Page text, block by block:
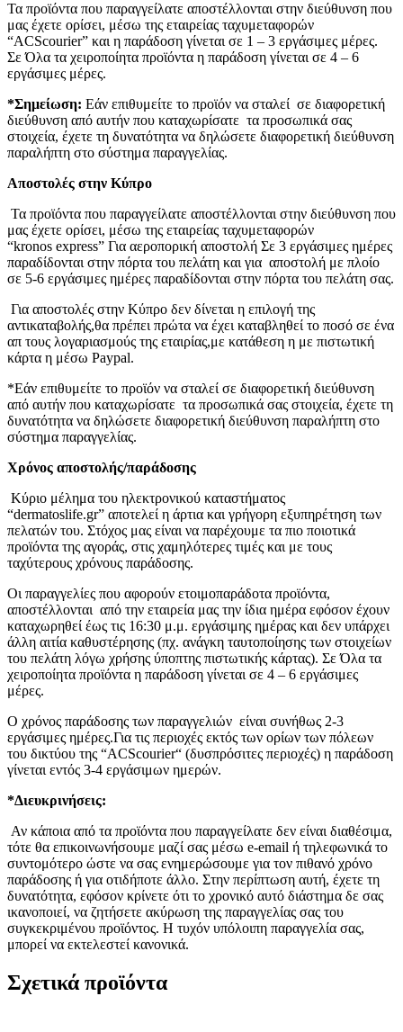
Τα προϊόντα που παραγγείλατε αποστέλλονται στην διεύθυνση που
μας έχετε ορίσει, μέσω της εταιρείας ταχυμεταφορών
“ACScourier” και η παράδοση γίνεται σε 1 – 3 εργάσιμες μέρες.
Σε Όλα τα χειροποίητα προϊόντα η παράδοση γίνεται σε 4 – 6
εργάσιμες μέρες.
*Σημείωση: Εάν επιθυμείτε το προϊόν να σταλεί σε διαφορετική
διεύθυνση από αυτήν που καταχωρίσατε τα προσωπικά σας
στοιχεία, έχετε τη δυνατότητα να δηλώσετε διαφορετική διεύθυνση
παραλήπτη στο σύστημα παραγγελίας.
Αποστολές στην Κύπρο
Τα προϊόντα που παραγγείλατε αποστέλλονται στην διεύθυνση που
μας έχετε ορίσει, μέσω της εταιρείας ταχυμεταφορών
“kronos express” Για αεροπορική αποστολή Σε 3 εργάσιμες ημέρες
παραδίδονται στην πόρτα του πελάτη και για αποστολή με πλοίο
σε 5-6 εργάσιμες ημέρες παραδίδονται στην πόρτα του πελάτη σας.
Για αποστολές στην Κύπρο δεν δίνεται η επιλογή της
αντικαταβολής,θα πρέπει πρώτα να έχει καταβληθεί το ποσό σε ένα
απ τους λογαριασμούς της εταιρίας,με κατάθεση η με πιστωτική
κάρτα η μέσω Paypal.
*Εάν επιθυμείτε το προϊόν να σταλεί σε διαφορετική διεύθυνση
από αυτήν που καταχωρίσατε τα προσωπικά σας στοιχεία, έχετε τη
δυνατότητα να δηλώσετε διαφορετική διεύθυνση παραλήπτη στο
σύστημα παραγγελίας.
Χρόνος αποστολής/παράδοσης
Κύριο μέλημα του ηλεκτρονικού καταστήματος
“dermatoslife.gr” αποτελεί η άρτια και γρήγορη εξυπηρέτηση των
πελατών του. Στόχος μας είναι να παρέχουμε τα πιο ποιοτικά
προϊόντα της αγοράς, στις χαμηλότερες τιμές και με τους
ταχύτερους χρόνους παράδοσης.
Οι παραγγελίες που αφορούν ετοιμοπαράδοτα προϊόντα,
αποστέλλονται από την εταιρεία μας την ίδια ημέρα εφόσον έχουν
καταχωρηθεί έως τις 16:30 μ.μ. εργάσιμης ημέρας και δεν υπάρχει
άλλη αιτία καθυστέρησης (πχ. ανάγκη ταυτοποίησης των στοιχείων
του πελάτη λόγω χρήσης ύποπτης πιστωτικής κάρτας). Σε Όλα τα
χειροποίητα προϊόντα η παράδοση γίνεται σε 4 – 6 εργάσιμες
μέρες.
Ο χρόνος παράδοσης των παραγγελιών είναι συνήθως 2-3
εργάσιμες ημέρες.Για τις περιοχές εκτός των ορίων των πόλεων
του δικτύου της “ACScourier“ (δυσπρόσιτες περιοχές) η παράδοση
γίνεται εντός 3-4 εργάσιμων ημερών.
*Διευκρινήσεις:
Αν κάποια από τα προϊόντα που παραγγείλατε δεν είναι διαθέσιμα,
τότε θα επικοινωνήσουμε μαζί σας μέσω e-email ή τηλεφωνικά το
συντομότερο ώστε να σας ενημερώσουμε για τον πιθανό χρόνο
παράδοσης ή για οτιδήποτε άλλο. Στην περίπτωση αυτή, έχετε τη
δυνατότητα, εφόσον κρίνετε ότι το χρονικό αυτό διάστημα δε σας
ικανοποιεί, να ζητήσετε ακύρωση της παραγγελίας σας του
συγκεκριμένου προϊόντος. Η τυχόν υπόλοιπη παραγγελία σας,
μπορεί να εκτελεστεί κανονικά.
Σχετικά προϊόντα